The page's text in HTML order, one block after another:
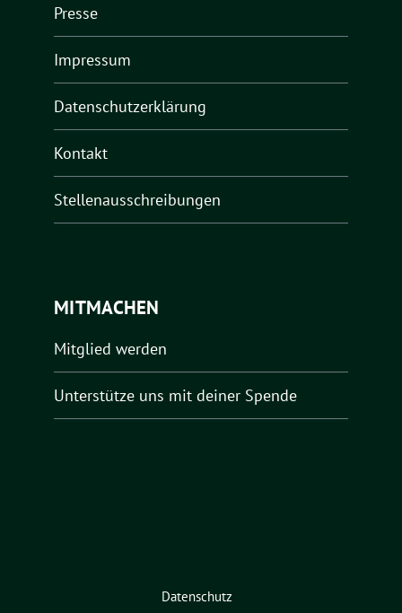
Presse
Impressum
Datenschutzerklärung
Kontakt
Stellenausschreibungen
MITMACHEN
Mitglied werden
Unterstütze uns mit deiner Spende
Datenschutz